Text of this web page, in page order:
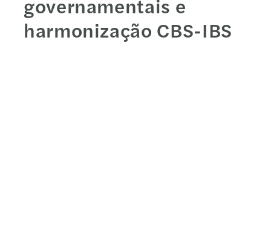
harmonização CBS-IBS